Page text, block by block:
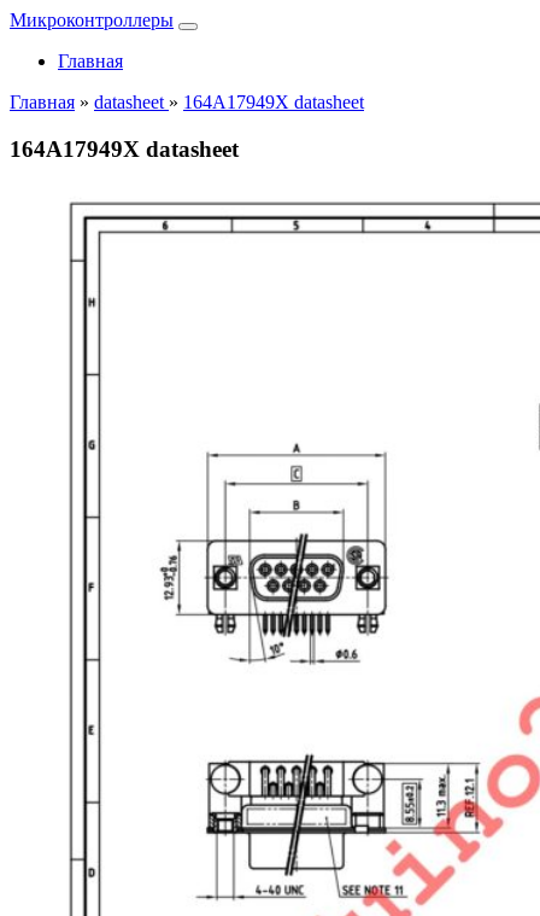
Микроконтроллеры
Главная
Главная » datasheet » 164A17949X datasheet
164A17949X datasheet